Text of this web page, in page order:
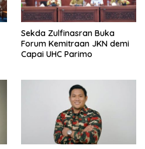
Sekda Zulfinasran Buka
Forum Kemitraan JKN demi
Capai UHC Parimo